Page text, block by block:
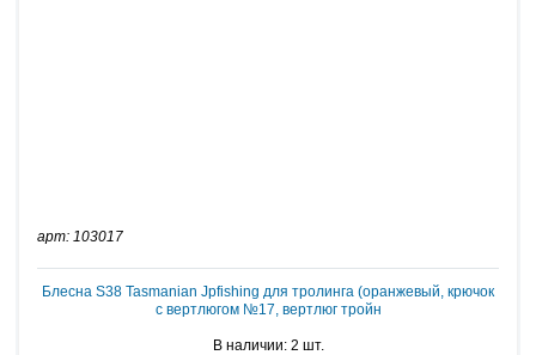
арт: 103017
Блесна S38 Tasmanian Jpfishing для тролинга (оранжевый, крючок
с вертлюгом №17, вертлюг тройн
В наличии: 2 шт.